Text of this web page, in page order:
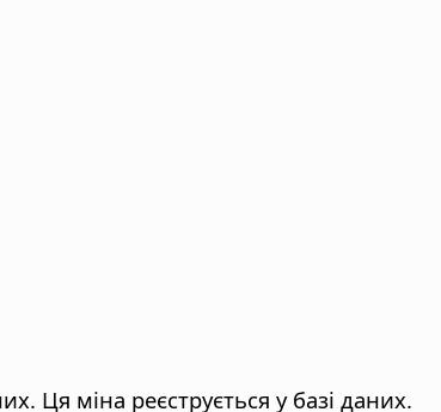
Ця міна реєструється у базі даних.